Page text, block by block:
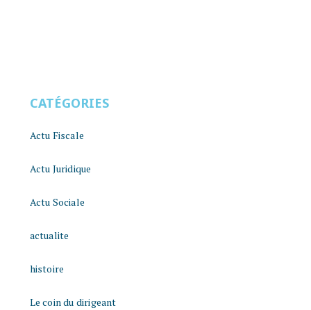
CATÉGORIES
Actu Fiscale
Actu Juridique
Actu Sociale
actualite
histoire
Le coin du dirigeant